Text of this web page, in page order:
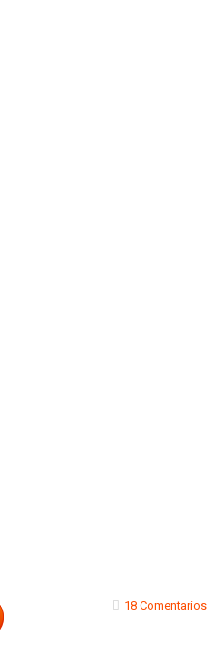
18 Comentarios